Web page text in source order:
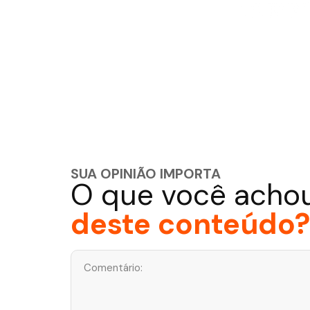
SUA OPINIÃO IMPORTA
O que você
deste conteúdo?